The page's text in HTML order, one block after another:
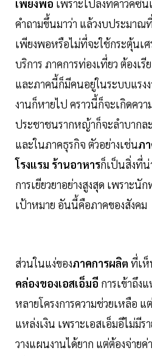
เพียงพอ เพราะไปลงที่ค่าวัคซี
คำถามขึ้นมาว่า แล้วงบประมาณ
เพียงพอหรือไม่ที่จะใช้กระตุ้นเ
บริการ ภาคการท่องเที่ยว ต้องเ
และภาคนี้ก็มีคนอยู่ในระบบแรงง
งานก็หายไป คราวนี้ก็จะเกิดคว
ประชาชนรากหญ้าก็จะลำบากละ
และในภาคธุรกิจ ตัวอย่างเช่นภ
โรงแรม ร้านอาหารก็เป็นสิ่งที่น่
การเยียวยาอย่างสูงสุด เพราะนั
เป้าหมาย อันนี้คือภาคของสังคม
ส่วนในแง่ของภาคการผลิต ที่เห็
คล่องของเอสเอ็มอี การเข้าถึง
หลายโครงการความช่วยเหลือ
แหล่งเงิน เพราะเอสเอ็มอีไม่มีร
วางแผนงานได้ยาก แต่ต้องจ่ายค่